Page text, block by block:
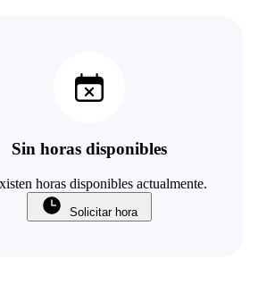
Sin horas disponibles
horas disponibles actualmente.
Solicitar hora